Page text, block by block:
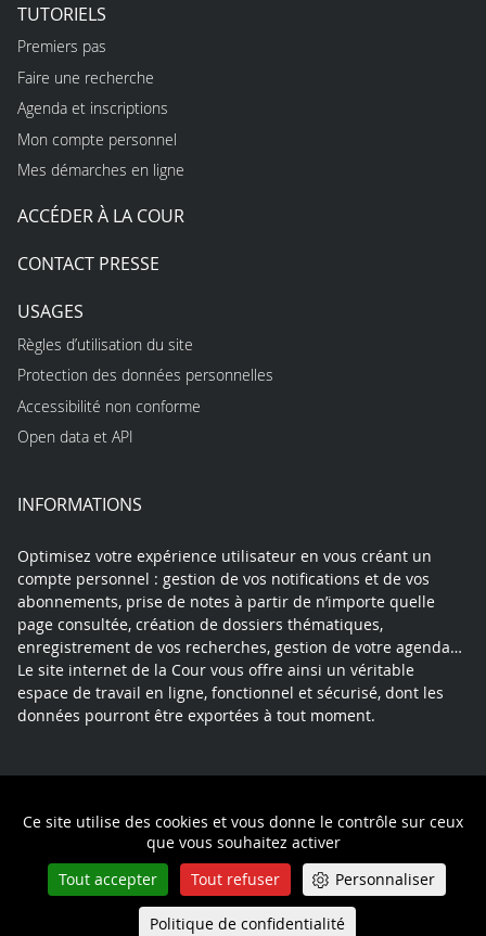
Ce site utilise des cookies et vous donne le contrôle sur ceux
que vous souhaitez activer
Tout accepter
Tout refuser Personnaliser
Politique de confidentialité
TUTORIELS
Premiers pas
Faire une recherche
Agenda et inscriptions
Mon compte personnel
Mes démarches en ligne
ACCÉDER À LA COUR
CONTACT PRESSE
USAGES
Règles d’utilisation du site
Protection des données personnelles
Accessibilité non conforme
Open data et API
INFORMATIONS
Optimisez votre expérience utilisateur en vous créant un
compte personnel : gestion de vos notifications et de vos
abonnements, prise de notes à partir de n’importe quelle
page consultée, création de dossiers thématiques,
enregistrement de vos recherches, gestion de votre agenda…
Le site internet de la Cour vous offre ainsi un véritable
espace de travail en ligne, fonctionnel et sécurisé, dont les
données pourront être exportées à tout moment.
Politique de confidentialité
Queue-Fair